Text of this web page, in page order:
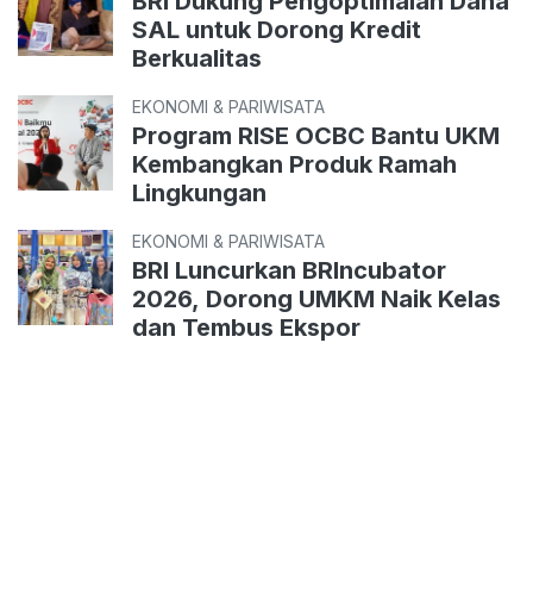
SAL untuk Dorong Kredit
Berkualitas
EKONOMI & PARIWISATA
Program RISE OCBC Bantu UKM
Kembangkan Produk Ramah
Lingkungan
EKONOMI & PARIWISATA
BRI Luncurkan BRIncubator
2026, Dorong UMKM Naik Kelas
dan Tembus Ekspor